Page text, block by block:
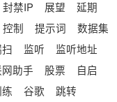
封禁IP 展望
延期
控制 提示词
数据集
监听
监听地址
助手 股票
自启
谷歌
跳转